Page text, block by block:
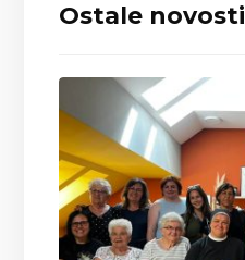
Ostale novosti